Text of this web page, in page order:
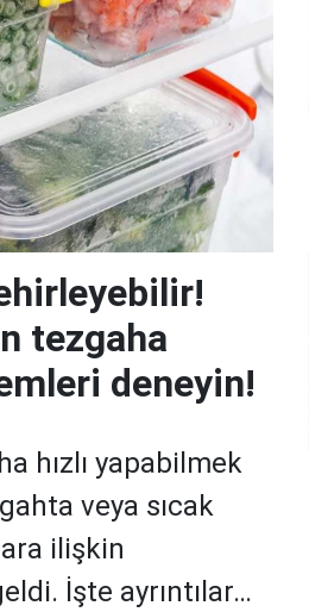
tezgaha
deneyin!
hızlı yapabilmek
veya sıcak
ilişkin
İşte ayrıntılar…